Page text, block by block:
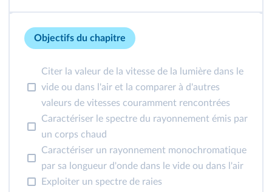
Objectifs du chapitre
Citer la valeur de la vitesse de la lumière dans le
vide ou dans l'air et la comparer à d'autres
valeurs de vitesses couramment rencontrées
Caractériser le spectre du rayonnement émis par
un corps chaud
Caractériser un rayonnement monochromatique
par sa longueur d'onde dans le vide ou dans l'air
Exploiter un spectre de raies